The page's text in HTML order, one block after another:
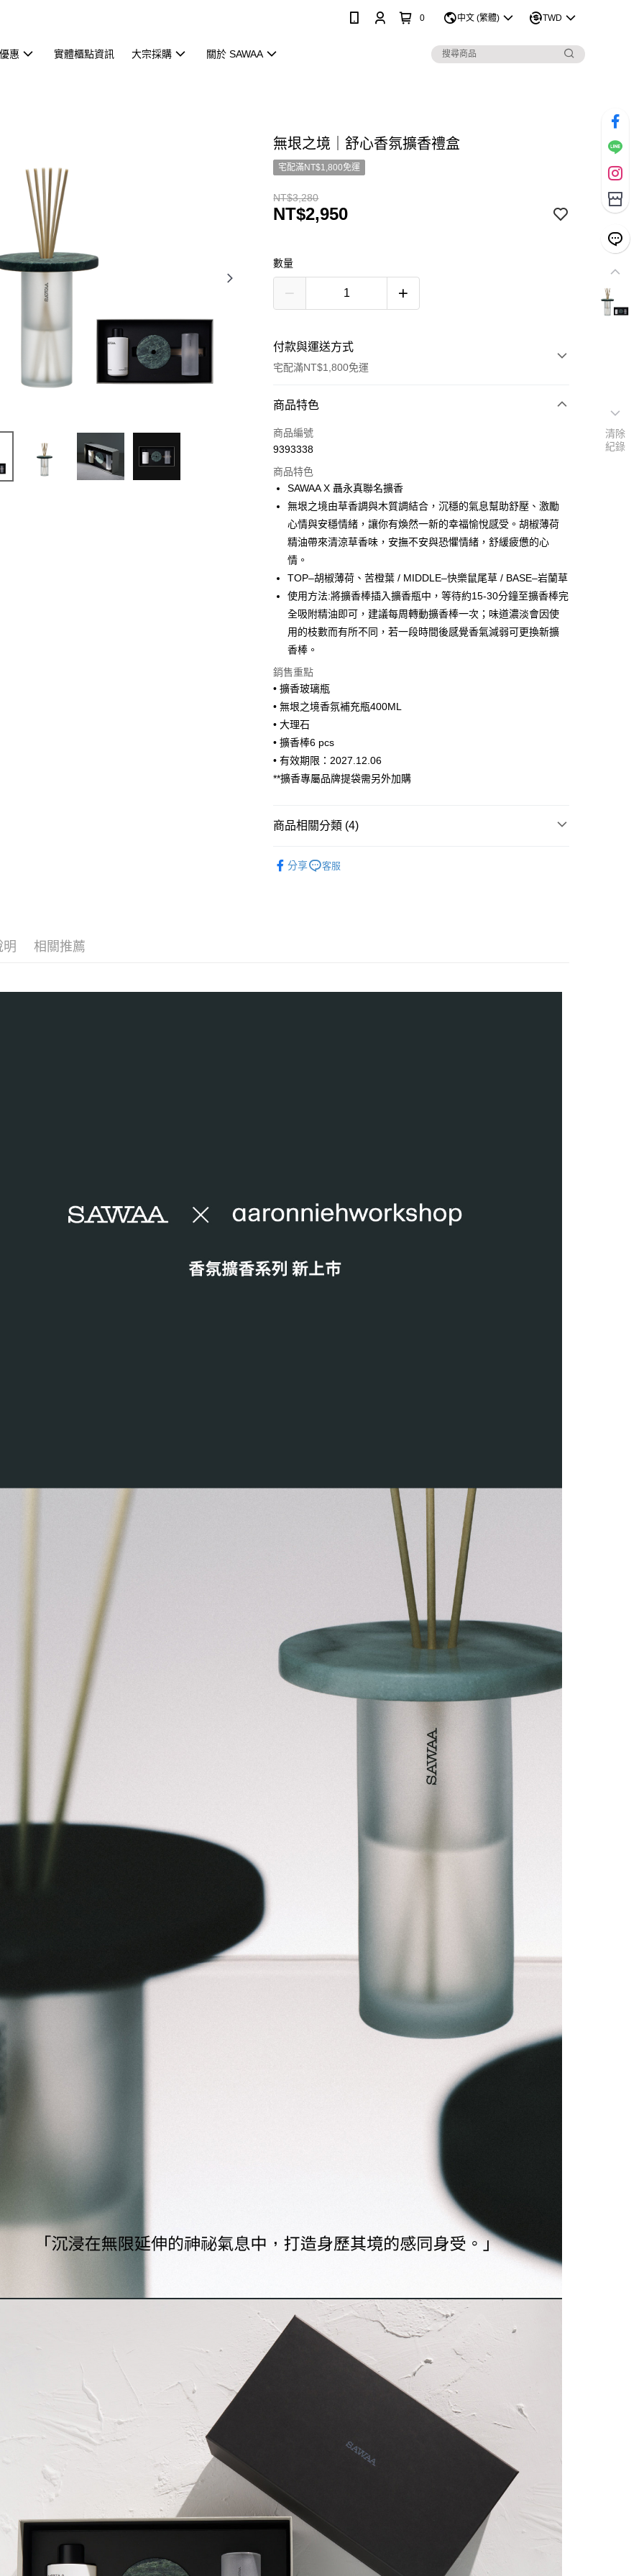
0 中文 (繁體) TWD
惠 實體櫃點資訊 大宗採購 關於 SAWAA
無垠之境｜舒心香氛擴香禮盒
宅配滿NT$1,800免運
NT$3,280
NT$2,950
數量
付款與運送方式
宅配滿NT$1,800免運
付款方式
信用卡一次付款
Apple Pay
AFTEE先享後付
相關說明
【關於「AFTEE先享後付」】
AFTEE先享後付是「在收到商品之後才付款」的支付方式。 讓您購物簡單
便利好安心！
１．簡單：不需註冊會員、不需綁卡、不需儲值。
２．便利：只要手機號碼，簡訊認證，即可結帳。
【「AFTEE先享後付」結帳流程】
１．於結帳方式選擇「AFTEE先享後付」後，將跳轉至「AFTEE先享後
付」結帳頁面，進行簡訊認證並確認金額後，即可完成結帳。
２．訂單成立數日內，您將收到繳費通知簡訊。
３．收到繳費通知簡訊後14天內，點擊此簡訊中的連結，可透過四大超商
／ATM／網路銀行／等多元方式進行付款，方視為交易完成。
※ 請注意：結帳手續完成當下不需立刻繳費，但若您需要取消訂單，請聯
絡購買商品的店家。未經商家同意取消之訂單仍視為有效，需透過AFTEE
先享後付繳納相關費用。
※ 交易是否成功請以「AFTEE先享後付 」之結帳頁面顯示為準，若有關於
是否繳費成功／繳費後需取消欲退款等相關疑問，請聯繫「AFTEE先享後
付客戶支援中心」https://netprotections.freshdesk.com/support/home
交易，需依本服務之必要範圍內提供個人資料，並將交易相關給付款項請
https://aftee.tw/terms/#terms3
運送方式
宅配
每筆NT$130，滿NT$1,800(含以上)免運費
商品特色
商品編號
9393338
商品特色
SAWAA X 聶永真聯名擴香
無垠之境由草香調與木質調結合，沉穩的氣息幫助舒壓、激勵
心情與安穩情緒，讓你有煥然一新的幸福愉悅感受。胡椒薄荷
精油帶來清涼草香味，安撫不安與恐懼情緒，舒緩疲憊的心
情。
TOP–胡椒薄荷、苦橙葉 / MIDDLE–快樂鼠尾草 / BASE–岩蘭草
使用方法:將擴香棒插入擴香瓶中，等待約15-30分鐘至擴香棒完
全吸附精油即可，建議每周轉動擴香棒一次；味道濃淡會因使
用的枝數而有所不同，若一段時間後感覺香氣減弱可更換新擴
香棒。
銷售重點
• 擴香玻璃瓶
• 無垠之境香氛補充瓶400ML
• 大理石
• 擴香棒6 pcs
• 有效期限：2027.12.06
**擴香專屬品牌提袋需另外加購
商品相關分類 (4)
分享 客服
明 相關推薦
清除
紀錄